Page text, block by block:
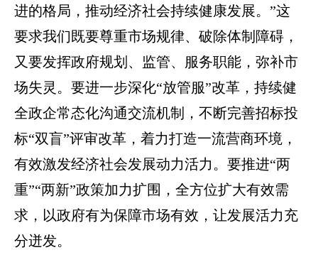
进的格局，推动经济社会持续健康发展。”这
要求我们既要尊重市场规律、破除体制障碍，
又要发挥政府规划、监管、服务职能，弥补市
场失灵。要进一步深化“放管服”改革，持续健
全政企常态化沟通交流机制，不断完善招标投
标“双盲”评审改革，着力打造一流营商环境，
有效激发经济社会发展动力活力。要推进“两
重”“两新”政策加力扩围，全方位扩大有效需
求，以政府有为保障市场有效，让发展活力充
分迸发。